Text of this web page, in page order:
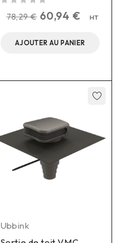
78,29€ 60,94€ HT
AJOUTER AU PANIER
Ubbink